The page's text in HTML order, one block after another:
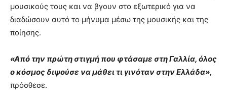
μουσικούς τους και να βγουν στο εξωτερικό για να
διαδώσουν αυτό το μήνυμα μέσω της μουσικής και της
ποίησης.
«Από την πρώτη στιγμή που φτάσαμε στη Γαλλία, όλος
ο κόσμος διψούσε να μάθει τι γινόταν στην Ελλάδα»,
πρόσθεσε.